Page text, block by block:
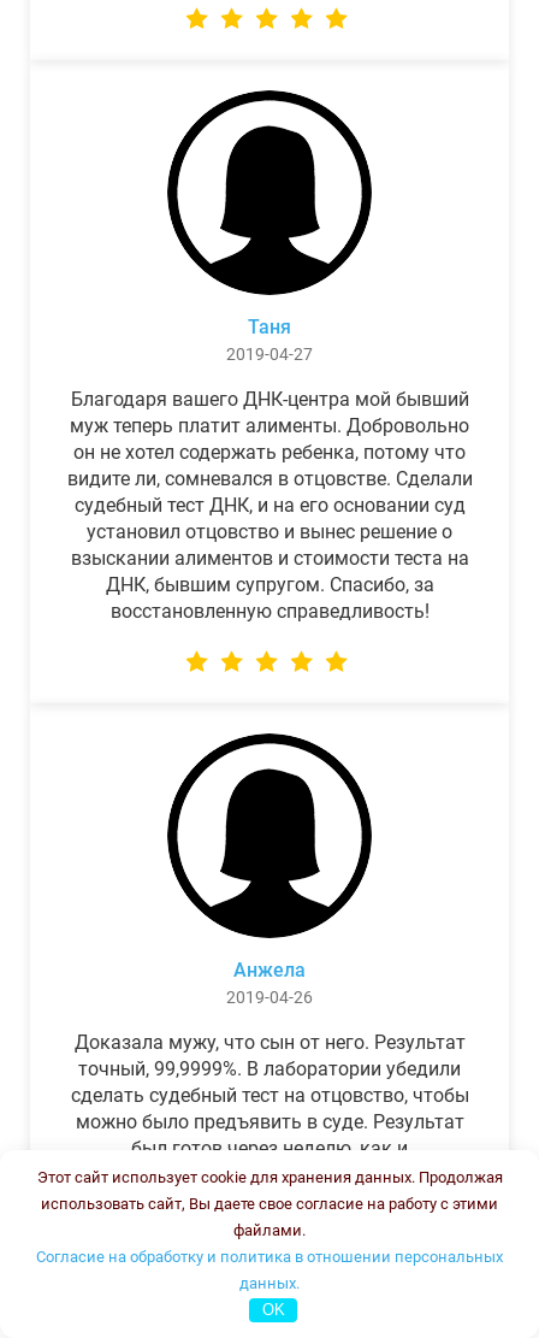
Таня
2019-04-27
Благодаря вашего ДНК-центра мой бывший
муж теперь платит алименты. Добровольно
он не хотел содержать ребенка, потому что
видите ли, сомневался в отцовстве. Сделали
судебный тест ДНК, и на его основании суд
установил отцовство и вынес решение о
взыскании алиментов и стоимости теста на
ДНК, бывшим супругом. Спасибо, за
восстановленную справедливость!
Анжела
2019-04-26
Доказала мужу, что сын от него. Результат
точный, 99,9999%. В лаборатории убедили
сделать судебный тест на отцовство, чтобы
можно было предъявить в суде. Результат
был готов через неделю, как и
обещали.Теперь муж бегает и извиняется.
Этот сайт использует cookie для хранения данных. Продолжая
использовать сайт, Вы даете свое согласие на работу с этими
файлами.
Согласие на обработку и политика в отношении персональных
данных.
OK